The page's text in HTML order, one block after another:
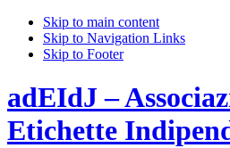
Skip to main content
Skip to Navigation Links
Skip to Footer
adEIdJ –
Etichette